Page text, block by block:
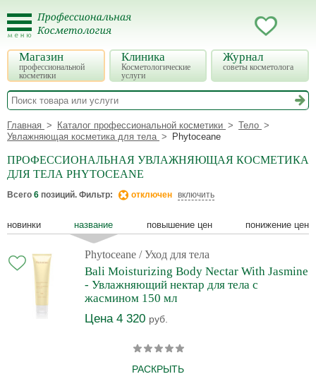
Магазин
профессиональной
косметики
Клиника
Косметологические
услуги
Журнал
советы косметолога
Главная Каталог профессиональной косметики
Тело
Увлажняющая косметика для тела
Phytoceane
ПРОФЕССИОНАЛЬНАЯ УВЛАЖНЯЮЩАЯ КОСМЕТИКА
ДЛЯ ТЕЛА PHYTOCEANE
Всего 6 позиций. Фильтр: отключен включить
новинки название повышение цен понижение цен
Phytoceane / Уход для тела
Bali Moisturizing Body Nectar With Jasmine
- Увлажняющий нектар для тела с
жасмином 150 мл
Цена 4 320 руб.
РАСКРЫТЬ